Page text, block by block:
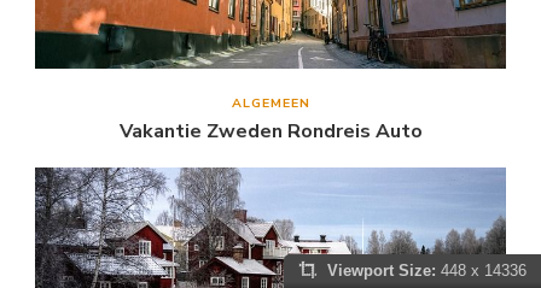
ALGEMEEN
Vakantie Zweden Rondreis Auto
Viewport Size: 448 x 14336